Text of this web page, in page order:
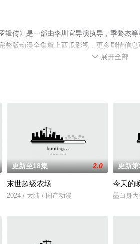
辑传》是一部由李圳宜导演执导，季骜杰
整版动漫全集就上西瓜影视，更多剧情信
 展开全部
更新至18集 2.0
末世超级农场
2024 / 大陆 / 国产动漫
更新
今天的
墨白身